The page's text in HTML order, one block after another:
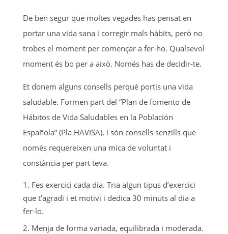
De ben segur que moltes vegades has pensat en
portar una vida sana i corregir mals hàbits, però no
trobes el moment per començar a fer-ho. Qualsevol
moment és bo per a això. Només has de decidir-te.
Et donem alguns consells perquè portis una vida
saludable. Formen part del “Plan de fomento de
Hábitos de Vida Saludables en la Población
Española” (Pla HAVISA), i són consells senzills que
només requereixen una mica de voluntat i
constància per part teva.
Fes exercici cada dia. Tria algun tipus d’exercici
que t’agradi i et motivi i dedica 30 minuts al dia a
fer-lo.
Menja de forma variada, equilibrada i moderada.